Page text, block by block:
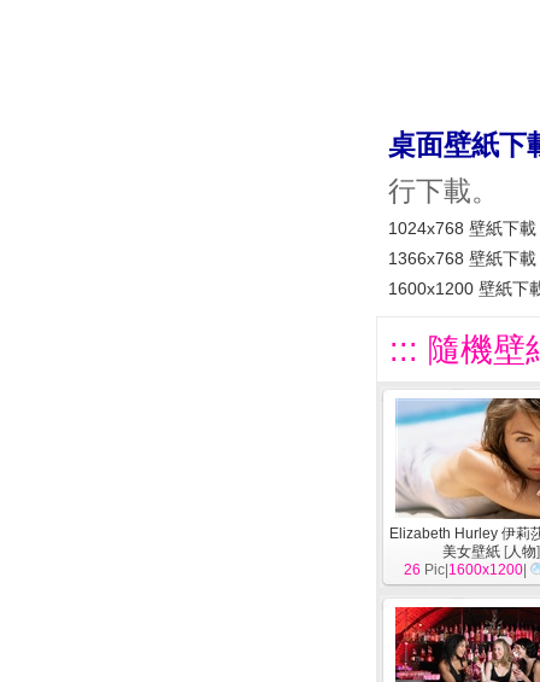
桌面壁紙下
行下載。
1024x768 壁紙下載
1366x768 壁紙下載
1600x1200 壁紙下
::: 隨機壁
Elizabeth Hurley 伊莉
美女壁紙 [人物]
26 Pic| 1600x1200